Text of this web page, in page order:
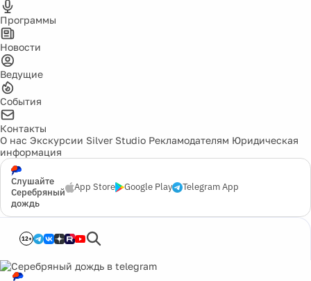
Программы
Новости
Ведущие
События
Контакты
О нас Экскурсии Silver Studio Рекламодателям Юридическая
информация
Слушайте
Серебряный
дождь
App Store Google Play Telegram App
12+